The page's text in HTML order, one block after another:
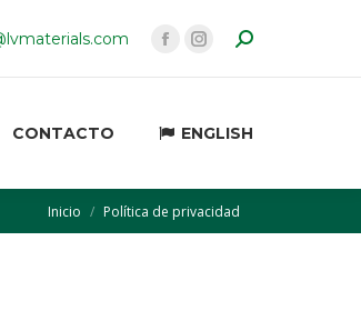
Facebook
in
window
Instagram
in
window
Buscar:
CONTACTO ENGLISH
Estás aquí:
Inicio Política de privacidad
CONTACTO ENGLISH